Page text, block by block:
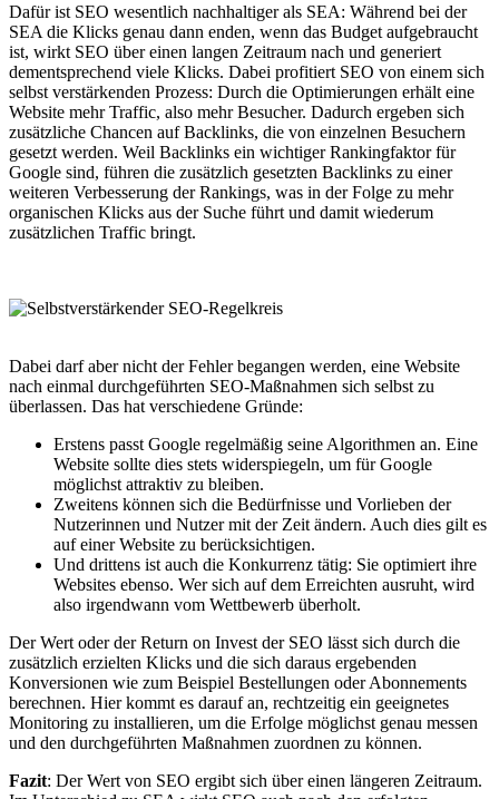
Dafür ist SEO wesentlich nachhaltiger als SEA: Während bei der
SEA die Klicks genau dann enden, wenn das Budget aufgebraucht
ist, wirkt SEO über einen langen Zeitraum nach und generiert
dementsprechend viele Klicks. Dabei profitiert SEO von einem sich
selbst verstärkenden Prozess: Durch die Optimierungen erhält eine
Website mehr Traffic, also mehr Besucher. Dadurch ergeben sich
zusätzliche Chancen auf Backlinks, die von einzelnen Besuchern
gesetzt werden. Weil Backlinks ein wichtiger Rankingfaktor für
Google sind, führen die zusätzlich gesetzten Backlinks zu einer
weiteren Verbesserung der Rankings, was in der Folge zu mehr
organischen Klicks aus der Suche führt und damit wiederum
zusätzlichen Traffic bringt.
Dabei darf aber nicht der Fehler begangen werden, eine Website
nach einmal durchgeführten SEO-Maßnahmen sich selbst zu
überlassen. Das hat verschiedene Gründe:
Erstens passt Google regelmäßig seine Algorithmen an. Eine
Website sollte dies stets widerspiegeln, um für Google
möglichst attraktiv zu bleiben.
Zweitens können sich die Bedürfnisse und Vorlieben der
Nutzerinnen und Nutzer mit der Zeit ändern. Auch dies gilt es
auf einer Website zu berücksichtigen.
Und drittens ist auch die Konkurrenz tätig: Sie optimiert ihre
Websites ebenso. Wer sich auf dem Erreichten ausruht, wird
also irgendwann vom Wettbewerb überholt.
Der Wert oder der Return on Invest der SEO lässt sich durch die
zusätzlich erzielten Klicks und die sich daraus ergebenden
Konversionen wie zum Beispiel Bestellungen oder Abonnements
berechnen. Hier kommt es darauf an, rechtzeitig ein geeignetes
Monitoring zu installieren, um die Erfolge möglichst genau messen
und den durchgeführten Maßnahmen zuordnen zu können.
Fazit: Der Wert von SEO ergibt sich über einen längeren Zeitraum.